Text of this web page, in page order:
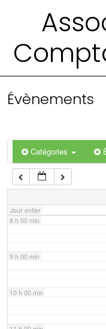
Évènements
Catégories
Jour entier
4 h 00 min
6 h 00 min
7 h 00 min
8 h 00 min
9 h 00 min
10 h 00 min